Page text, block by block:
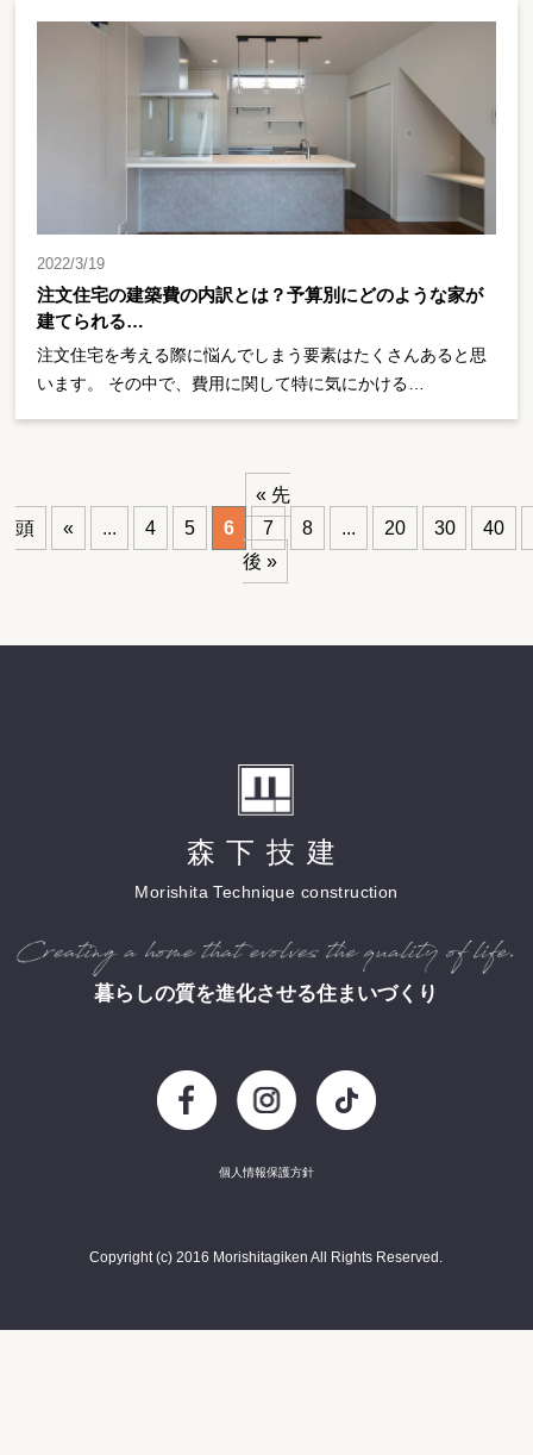
2022/3/19
注文住宅の建築費の内訳とは？予算別にどのような家が
建てられる…
注文住宅を考える際に悩んでしまう要素はたくさんあると思
います。 その中で、費用に関して特に気にかける…
« 先
頭
« ... 4 5 6 7 8 ... 20 30
40
後 »
森下技建
Morishita Technique construction
暮らしの質を進化させる住まいづくり
個人情報保護方針
Copyright (c) 2016 Morishitagiken All Rights Reserved.